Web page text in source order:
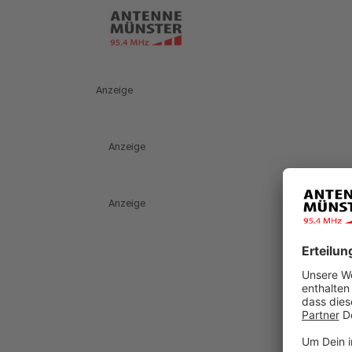
Anzeige
Anzeige
Anzeige